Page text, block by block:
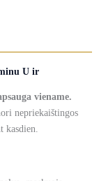
U ir
viename.
nepriekaištingos
kasdien.